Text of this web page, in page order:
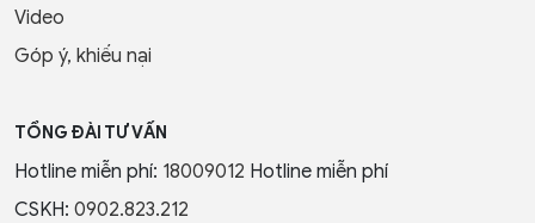
Video
Góp ý, khiếu nại
TỔNG ĐÀI TƯ VẤN
Hotline miễn phí: 18009012 Hotline miễn phí
CSKH: 0902.823.212